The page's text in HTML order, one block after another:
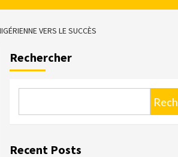
VERS LE SUCCÈS
Rechercher
Recent Posts